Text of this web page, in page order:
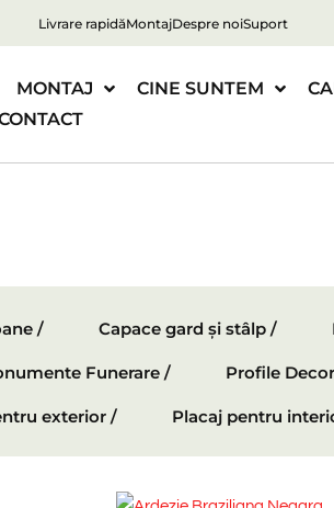
Livrare rapidăMontajDespre noiSuport
MONTAJ CINE SUNTEM
/ Capace gard și stâlp /
Funerare / Profile
exterior / Placaj pentru